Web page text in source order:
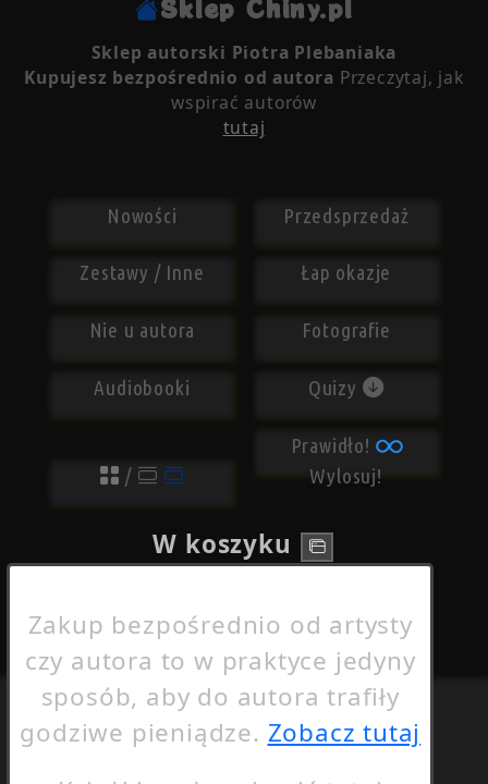
Sklep Chiny.pl
Sklep autorski Piotra Plebaniaka
Kupujesz bezpośrednio od autora Przeczytaj, jak
wspirać autorów
tutaj
Nowości Przedsprzedaż
Zestawy / Inne Łap okazje
Nie u autora Fotografie
Audiobooki Quizy
/
Prawidło!
Wylosuj!
W koszyku
Zakup bezpośrednio od artysty
czy autora to w praktyce jedyny
sposób, aby do autora trafiły
godziwe pieniądze. Zobacz tutaj